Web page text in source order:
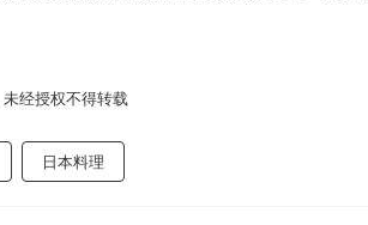
经授权不得转载
日本料理